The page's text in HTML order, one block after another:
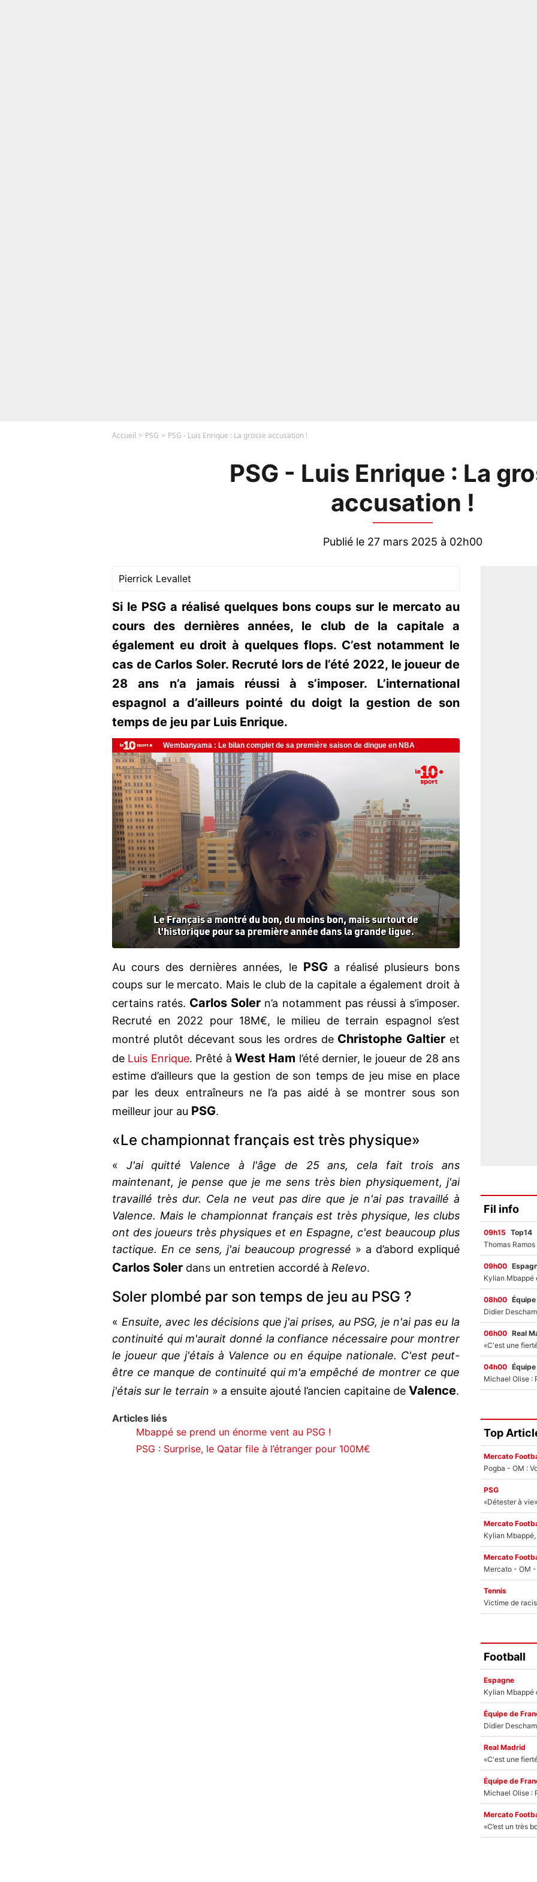
Accueil PSG PSG - Luis Enrique : La grosse accusation !
PSG - Luis Enrique : La
accusation !
Publié le 27 mars 2025 à 02h00
Pierrick Levallet
Si le PSG a réalisé quelques bons coups sur le mercato au
cours des dernières années, le club de la capitale a
également eu droit à quelques flops. C’est notamment le
cas de Carlos Soler. Recruté lors de l’été 2022, le joueur de
28 ans n’a jamais réussi à s’imposer. L’international
espagnol a d’ailleurs pointé du doigt la gestion de son
temps de jeu par Luis Enrique.
Au cours des dernières années, le PSGa réalisé plusieurs bons
coups sur le mercato. Mais le club de la capitale a également droit à
certains ratés. Carlos Soler n’a notamment pas réussi à s’imposer.
Recruté en 2022 pour 18M€, le milieu de terrain espagnol s’est
montré plutôt décevant sous les ordres de Christophe Galtier et
de Luis Enrique. Prêté à West Ham l’été dernier, le joueur de 28 ans
estime d’ailleurs que la gestion de son temps de jeu mise en place
par les deux entraîneurs ne l’a pas aidé à se montrer sous son
meilleur jour au PSG.
«Le championnat français est très physique»
« J'ai quitté Valence à l'âge de 25 ans, cela fait trois ans
maintenant, je pense que je me sens très bien physiquement, j'ai
travaillé très dur. Cela ne veut pas dire que je n'ai pas travaillé à
Valence. Mais le championnat français est très physique, les clubs
ont des joueurs très physiques et en Espagne, c'est beaucoup plus
tactique. En ce sens, j'ai beaucoup progressé » a d’abord expliqué
Carlos Soler dans un entretien accordé à Relevo.
Soler plombé par son temps de jeu au PSG ?
« Ensuite, avec les décisions que j'ai prises, au PSG, je n'ai pas eu la
continuité qui m'aurait donné la confiance nécessaire pour montrer
le joueur que j'étais à Valence ou en équipe nationale. C'est peut-
être ce manque de continuité qui m'a empêché de montrer ce que
j'étais sur le terrain » a ensuite ajouté l’ancien capitaine de Valence.
Articles liés
Mbappé se prend un énorme vent au PSG !
PSG : Surprise, le Qatar file à l’étranger pour 100M€
Fil info
09h15 Top14
09h00
08h00
06h00 Real
04h00
Top
Mercato
Pogba - OM :
PSG
Mercato
Kylian
Mercato
Tennis
Football
Espagne
Équipe de
Real Madrid
Équipe de
Mercato